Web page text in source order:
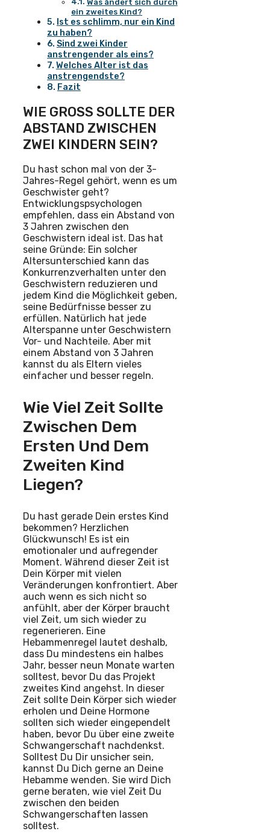
Was ändert sich durch
ein zweites Kind?
Ist es schlimm, nur ein Kind
zu haben?
Sind zwei Kinder
anstrengender als eins?
Welches Alter ist das
anstrengendste?
Fazit
WIE GROSS SOLLTE DER A
BSTAND ZWISCHEN Z
WEI KINDERN SEIN?
Du hast schon mal von der 3-
Jahres-Regel gehört, wenn es um
Geschwister geht?
Entwicklungspsychologen
empfehlen, dass ein Abstand von
3 Jahren zwischen den
Geschwistern ideal ist. Das hat
seine Gründe: Ein solcher
Altersunterschied kann das
Konkurrenzverhalten unter den
Geschwistern reduzieren und
jedem Kind die Möglichkeit geben,
seine Bedürfnisse besser zu
erfüllen. Natürlich hat jede
Alterspanne unter Geschwistern
Vor- und Nachteile. Aber mit
einem Abstand von 3 Jahren
kannst du als Eltern vieles
einfacher und besser regeln.
Wie Viel Zeit Sollte
Zwischen Dem
Ersten Und Dem
Zweiten Kind
Liegen?
Du hast gerade Dein erstes Kind
bekommen? Herzlichen
Glückwunsch! Es ist ein
emotionaler und aufregender
Moment. Während dieser Zeit ist
Dein Körper mit vielen
Veränderungen konfrontiert. Aber
auch wenn es sich nicht so
anfühlt, aber der Körper braucht
viel Zeit, um sich wieder zu
regenerieren. Eine
Hebammenregel lautet deshalb,
dass Du mindestens ein halbes
Jahr, besser neun Monate warten
solltest, bevor Du das Projekt
zweites Kind angehst. In dieser
Zeit sollte Dein Körper sich wieder
erholen und Deine Hormone
sollten sich wieder eingependelt
haben, bevor Du über eine zweite
Schwangerschaft nachdenkst.
Solltest Du Dir unsicher sein,
kannst Du Dich gerne an Deine
Hebamme wenden. Sie wird Dich
gerne beraten, wie viel Zeit Du
zwischen den beiden
Schwangerschaften lassen
solltest.